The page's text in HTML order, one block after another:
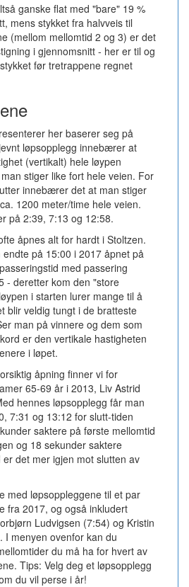
ganske flat med "bare" 19 %
mens stykket fra halvveis til
(mellom mellomtid 2 og 3) er det
i gjennomsnitt - her er til og
før tretrappene regnet
her baserer seg på
løpsopplegg innebærer at
(vertikalt) hele løypen
stiger like fort hele veien. For
innebærer det at man stiger
1200 meter/time hele veien.
på 2:39, 7:13 og 12:58.
åpnes alt for hardt i Stoltzen.
på 15:00 i 2017 åpnet på
med passering
- deretter kom den "store
i starten lurer mange til å
blir veldig tungt i de bratteste
man på vinnere og dem som
er den vertikale hastigheten
i løpet.
åpning finner vi for
65-69 år i 2013, Liv Astrid
hennes løpsopplegg får man
7:31 og 13:12 for slutt-tiden
saktere på første mellomtid
og 18 sekunder saktere
det mer igjen mot slutten av
med løpsoppleggene til et par
fra 2017, og også inkludert
Ludvigsen (7:54) og Kristin
I menyen ovenfor kan du
du må ha for hvert av
Tips: Velg deg et løpsopplegg
du vil perse i år!